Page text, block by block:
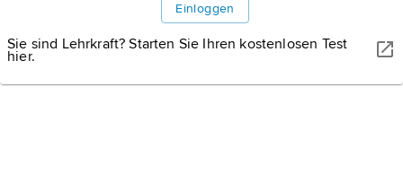
Einloggen
Sie sind Lehrkraft? Starten Sie Ihren kostenlosen Test
hier.